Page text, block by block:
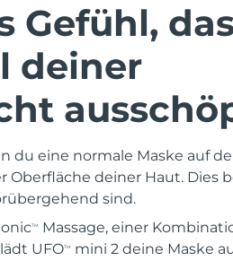
Gefühl,
deiner
du eine normale Maske auf
deiner Haut. Dies
sind.
TM
Massage, einer
UFOTM
mini 2 deine Maske